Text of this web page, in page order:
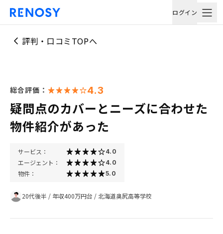
ログイン
評判・口コミTOPへ
総合評価： 4.3
疑問点のカバーとニーズに合わせた
物件紹介があった
サービス： 4.0
エージェント： 4.0
物件： 5.0
20代後半 / 年収400万円台 / 北海道奥尻高等学校